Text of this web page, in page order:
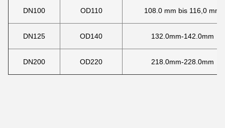
DN100 OD110 108.0 mm bis 116,0 mm
DN125 OD140 132.0mm-142.0mm
DN200 OD220 218.0mm-228.0mm